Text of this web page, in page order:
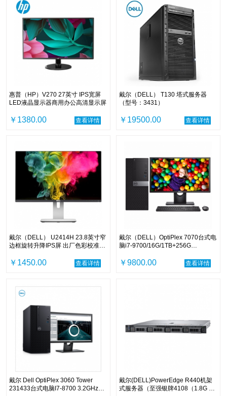
惠普（HP）V270 27英寸 IPS宽屏
LED液晶显示器商用办公高清显示屏
￥1380.00 查看详情
戴尔（DELL） T130 塔式服务器
（型号：3431）
￥19500.00 查看详情
戴尔（DELL） U2414H 23.8英寸窄
边框旋转升降IPS屏 出厂色彩校准
￥1450.00 查看详情
戴尔（DELL）OptiPlex 7070台式电
脑i7-9700/16G/1TB+256G
V7.0/3年保修/P2719H 27寸显示器
￥9800.00 查看详情
戴尔 Dell OptiPlex 3060 Tower
231433台式电脑I7-8700 3.2GHz六
戴尔(DELL)PowerEdge R440机架
式服务器（至强银牌4108（1.8G 8